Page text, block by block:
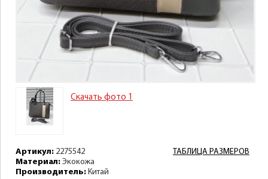
Скачать фото 1
ТАБЛИЦА РАЗМЕРОВ
Артикул: 2275542
Материал: Экокожа
Производитель: Китай